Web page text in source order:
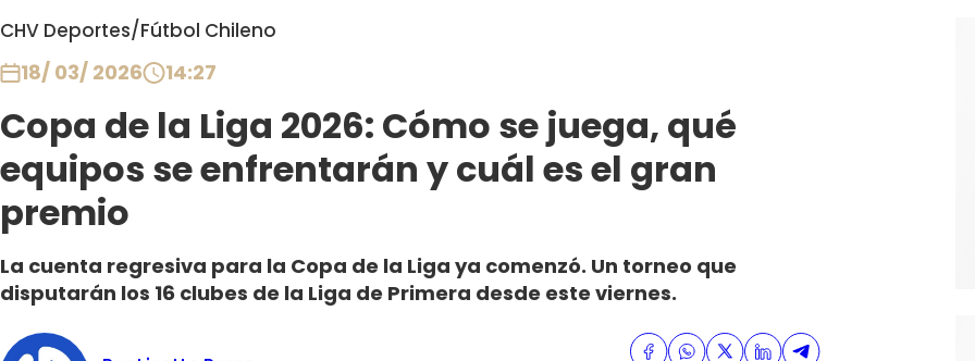
CHV Deportes/Fútbol Chileno
18/ 03/ 2026 14:27
Copa de la Liga 2026: Cómo se juega, qué
equipos se enfrentarán y cuál es el gran
premio
La cuenta regresiva para la Copa de la Liga ya comenzó. Un torneo que
disputarán los 16 clubes de la Liga de Primera desde este viernes.